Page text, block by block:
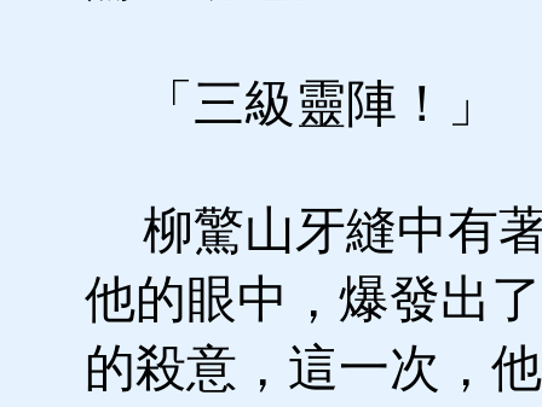
「三級靈陣！」
柳驚山牙縫中有
他的眼中，爆發出
的殺意，這一次，